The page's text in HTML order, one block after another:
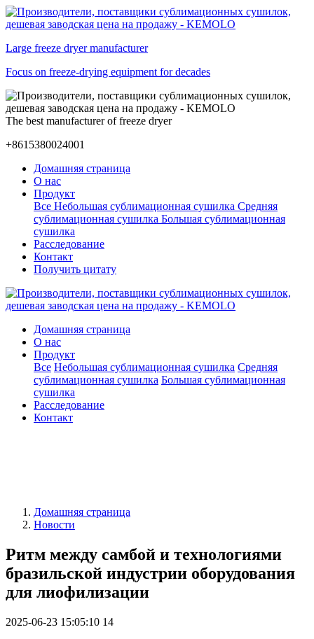
Large freeze dryer manufacturer
Focus on freeze-drying equipment for decades
The best manufacturer of freeze dryer
+8615380024001
Домашняя страница
О нас
Продукт
Все Небольшая сублимационная сушилка Средняя
сублимационная сушилка Большая сублимационная
сушилка
Расследование
Контакт
Получить цитату
Домашняя страница
О нас
Продукт
Все Небольшая сублимационная сушилка Средняя
сублимационная сушилка Большая сублимационная
сушилка
Расследование
Контакт
Домашняя страница
Новости
Ритм между самбой и технологиями
бразильской индустрии оборудования
для лиофилизации
2025-06-23 15:05:10 14